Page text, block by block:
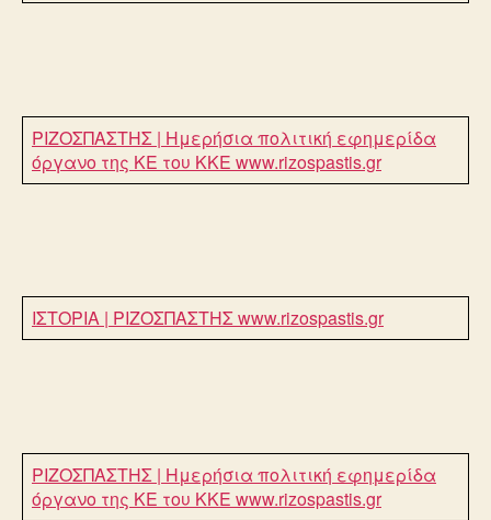
ΡΙΖΟΣΠΑΣΤΗΣ | Ημερήσια πολιτική εφημερίδα
όργανο της ΚΕ του ΚΚΕ www.rizospastis.gr
ΙΣΤΟΡΙΑ | ΡΙΖΟΣΠΑΣΤΗΣwww.rizospastis.gr
ΡΙΖΟΣΠΑΣΤΗΣ | Ημερήσια πολιτική εφημερίδα
όργανο της ΚΕ του ΚΚΕ www.rizospastis.gr